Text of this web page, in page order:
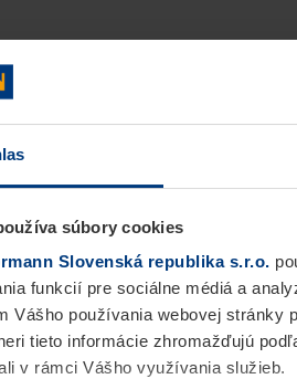
súbory cookies
Slovenská republika s.r.o.
funkcií pre sociálne médiá a
Vášho používania webovej stránky
tieto informácie zhromažďujú
v rámci Vášho využívania služieb.